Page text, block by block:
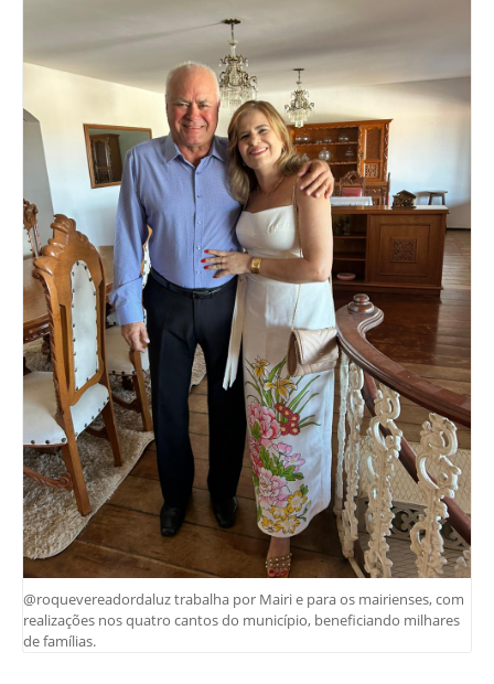
@roquevereadordaluz trabalha por Mairi e para os mairienses, com
realizações nos quatro cantos do município, beneficiando milhares
de famílias.